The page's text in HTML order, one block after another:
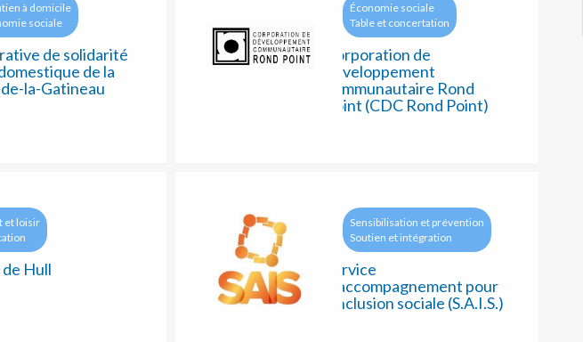
à domicile
sociale
de solidarité
domestique de la
de-la-Gatineau
Économie sociale
Table et concertation
Corporation de
développement
communautaire Rond
Point (CDC Rond Point)
et loisir
de Hull
Sensibilisation et prévention
Soutien et intégration
Service
d’accompagnement pour
l’inclusion sociale (S.A.I.S.)